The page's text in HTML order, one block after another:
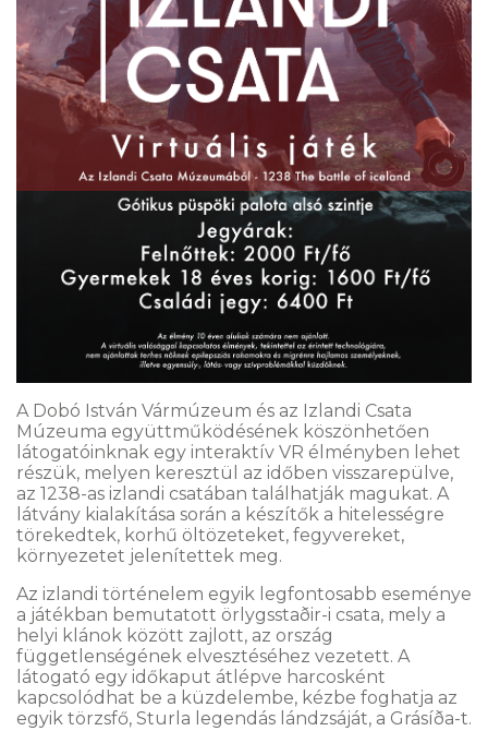
A Dobó István Vármúzeum és az Izlandi Csata
Múzeuma együttműködésének köszönhetően
látogatóinknak egy interaktív VR élményben lehet
részük, melyen keresztül az időben visszarepülve,
az 1238-as izlandi csatában találhatják magukat. A
látvány kialakítása során a készítők a hitelességre
törekedtek, korhű öltözeteket, fegyvereket,
környezetet jelenítettek meg.
Az izlandi történelem egyik legfontosabb eseménye
a játékban bemutatott örlygsstaðir-i csata, mely a
helyi klánok között zajlott, az ország
függetlenségének elvesztéséhez vezetett. A
látogató egy időkaput átlépve harcosként
kapcsolódhat be a küzdelembe, kézbe foghatja az
egyik törzsfő, Sturla legendás lándzsáját, a Grásíða-t.